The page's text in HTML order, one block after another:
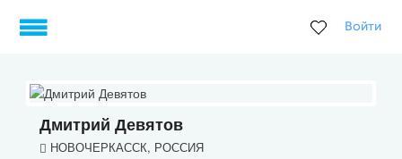
Войти
Дмитрий Девятов
НОВОЧЕРКАССК, РОССИЯ